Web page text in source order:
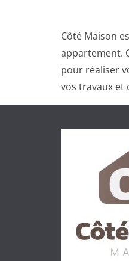
Côté Maison
appartement.
pour réaliser
vos travaux et